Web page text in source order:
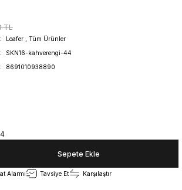
TL
Loafer
Tüm Ürünler
SKN16-kahverengi-44
8691010938890
Sepete Ekle
Alarmı Tavsiye Et Karşılaştır